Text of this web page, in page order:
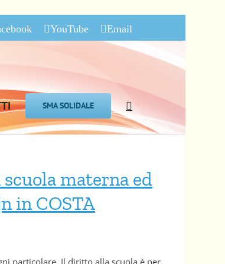
YouTube
Email
SMA SOLIDALE
materna ed
in COSTA
particolare. Il diritto alla scuola è per